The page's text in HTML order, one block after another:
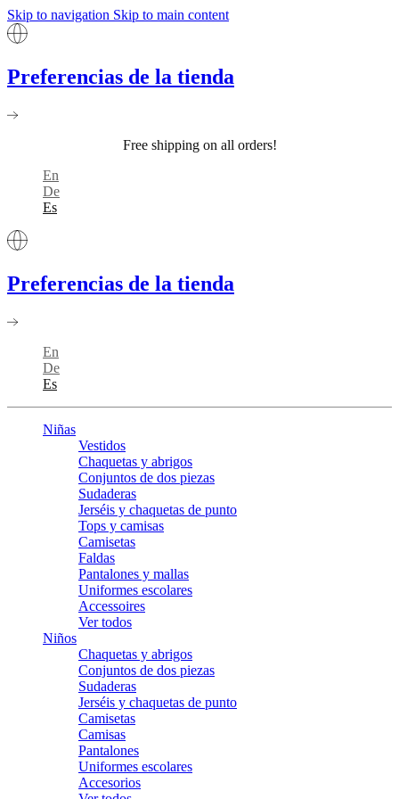
Skip to navigation Skip to main content
Preferencias de la tienda
Free shipping on all orders!
En
De
Es
Preferencias de la tienda
En
De
Es
Niñas
Vestidos
Chaquetas y abrigos
Conjuntos de dos piezas
Sudaderas
Jerséis y chaquetas de punto
Tops y camisas
Camisetas
Faldas
Pantalones y mallas
Uniformes escolares
Accessoires
Ver todos
Niños
Chaquetas y abrigos
Conjuntos de dos piezas
Sudaderas
Jerséis y chaquetas de punto
Camisetas
Camisas
Pantalones
Uniformes escolares
Accesorios